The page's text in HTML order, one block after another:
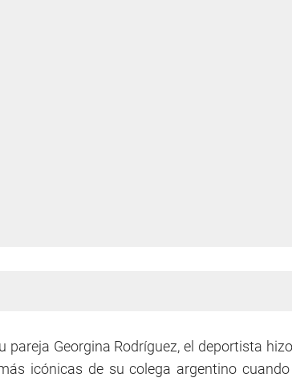
pareja Georgina Rodríguez, el deportista
icónicas de su colega argentino